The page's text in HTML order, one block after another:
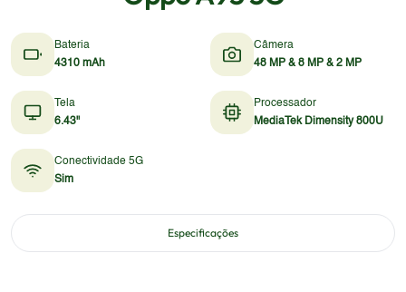
Bateria
4310 mAh
Câmera
48 MP & 8 MP & 2 MP
Tela
6.43"
Processador
MediaTek Dimensity 800U
Conectividade 5G
Sim
Especificações